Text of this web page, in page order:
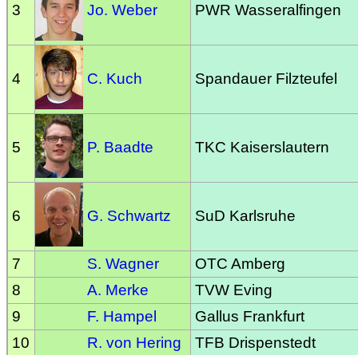
3 Jo. Weber PWR Wasseralfingen
4 C. Kuch Spandauer Filzteufel
5 P. Baadte TKC Kaiserslautern
6 G. Schwartz SuD Karlsruhe
7 S. Wagner
OTC Amberg
8
A. Merke
TVW Eving
9
F. Hampel
Gallus Frankfurt
10
R. von Hering
TFB Drispenstedt